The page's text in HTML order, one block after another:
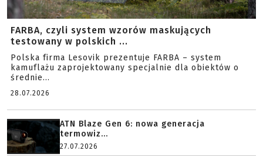
FARBA, czyli system wzorów maskujących
testowany w polskich ...
Polska firma Lesovik prezentuje FARBA – system
kamuflażu zaprojektowany specjalnie dla obiektów o
średnie...
28.07.2026
ATN Blaze Gen 6: nowa generacja
termowiz...
27.07.2026